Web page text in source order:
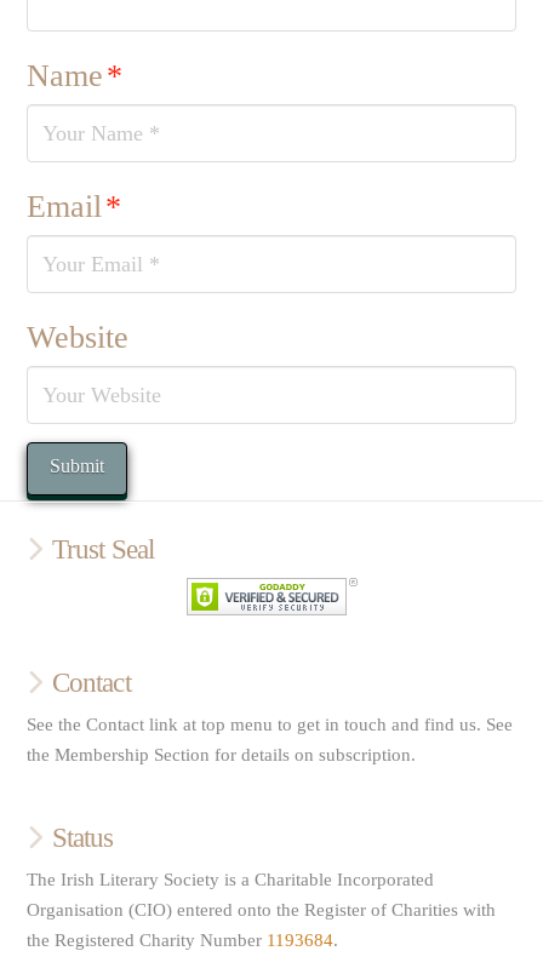
Name*
Email*
Website
Trust Seal
Contact
See the Contact link at top menu to get in touch and find us. See
the Membership Section for details on subscription.
Status
The Irish Literary Society is a Charitable Incorporated
Organisation (CIO) entered onto the Register of Charities with
the Registered Charity Number 1193684.